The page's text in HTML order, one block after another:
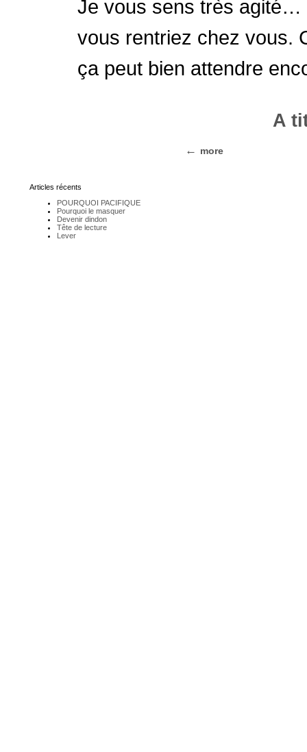
Je vous sens très agité…
vous rentriez chez vous.
ça peut bien attendre
A
more
Articles récents
POURQUOI PACIFIQUE
Pourquoi le masquer
Devenir dindon
Tête de lecture
Lever